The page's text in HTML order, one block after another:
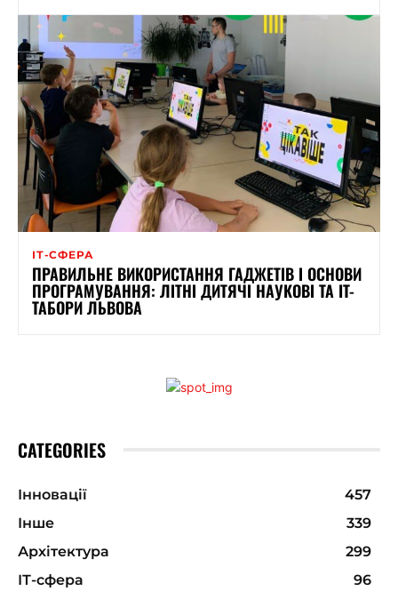
ІТ-СФЕРА
ПРАВИЛЬНЕ ВИКОРИСТАННЯ ГАДЖЕТІВ І ОСНОВИ
ПРОГРАМУВАННЯ: ЛІТНІ ДИТЯЧІ НАУКОВІ ТА IT-
ТАБОРИ ЛЬВОВА
CATEGORIES
Інновації
457
Інше
339
Архітектура
299
ІТ-сфера
96